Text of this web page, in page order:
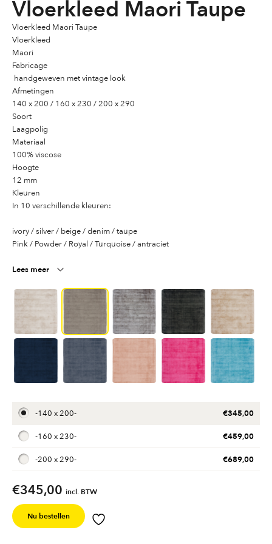
Vloerkleed Maori Taupe
Vloerkleed Maori Taupe
Vloerkleed
Maori
Fabricage
handgeweven met vintage look
Afmetingen
140 x 200 / 160 x 230 / 200 x 290
Soort
Laagpolig
Materiaal
100% viscose
Hoogte
12 mm
Kleuren
In 10 verschillende kleuren:
ivory / silver / beige / denim / taupe
Pink / Powder / Royal / Turquoise / antraciet
Lees meer
-140 x 200- €345,00
-160 x 230- €459,00
-200 x 290- €689,00
€345,00 incl. BTW
Nu bestellen